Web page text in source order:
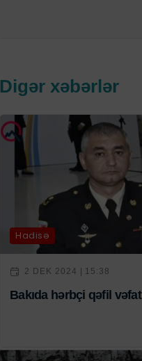
Digər xəbərlər
Hadisə
2 DEK 2024 | 15:38
Bakıda hərbçi qəfil